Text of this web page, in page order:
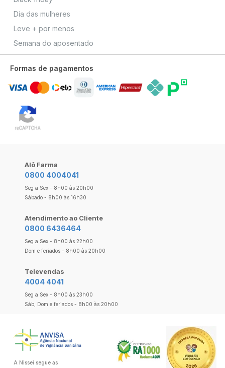
Dia das mulheres
Leve + por menos
Semana do aposentado
Formas de pagamentos
Alô Farma
0800 4004041
Seg a Sex - 8h00 às 20h00
Sábado - 8h00 às 16h30
Atendimento ao Cliente
0800 6436464
Seg a Sex - 8h00 às 22h00
Dom e feriados - 8h00 às 20h00
Televendas
4004 4041
Seg a Sex - 8h00 às 23h00
Sáb, Dom e feriados - 8h00 às 20h00
A Nissei segue as